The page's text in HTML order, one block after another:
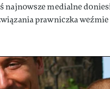
najnowsze medialne
prawniczka